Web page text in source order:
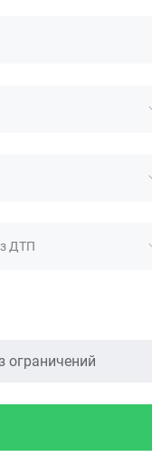
ДТП
ограничений